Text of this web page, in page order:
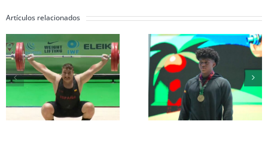
Artículos relacionados
Erik Guadamud
conquista el oro
mundial en
arrancada y dos
platas en
Colombia
Inés Conde y
Mendizábal
completan su
participación
el Mundial
17 a la espera
grupo A